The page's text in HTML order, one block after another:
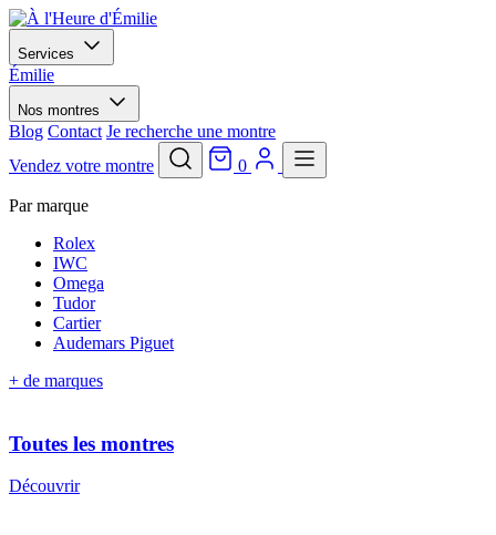
Services
Émilie
Nos montres
Blog Contact Je recherche une montre
Vendez votre montre
0
Par marque
Rolex
IWC
Omega
Tudor
Cartier
Audemars Piguet
+ de marques
Toutes les montres
Découvrir